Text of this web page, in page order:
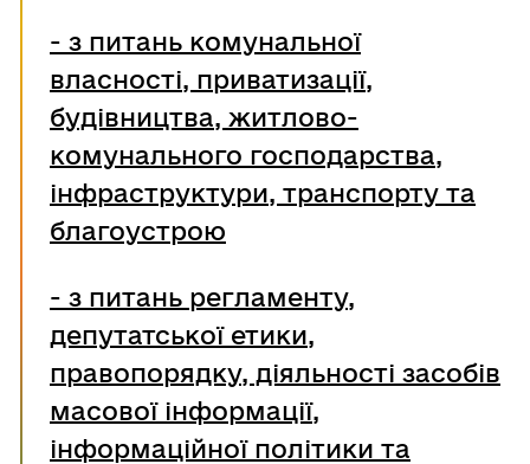
- з питань комунальної
власності, приватизації,
будівництва, житлово-
комунального господарства,
інфраструктури, транспорту та
благоустрою
- з питань регламенту,
депутатської етики,
правопорядку, діяльності засобів
масової інформації,
інформаційної політики та